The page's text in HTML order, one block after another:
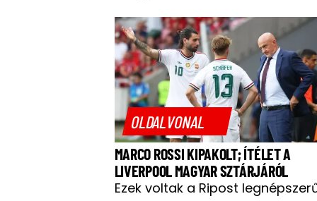
OLDALVONAL
MARCO ROSSI KIPAKOLT; ÍTÉLET A
LIVERPOOL MAGYAR SZTÁRJÁRÓL
Ezek voltak a Ripost